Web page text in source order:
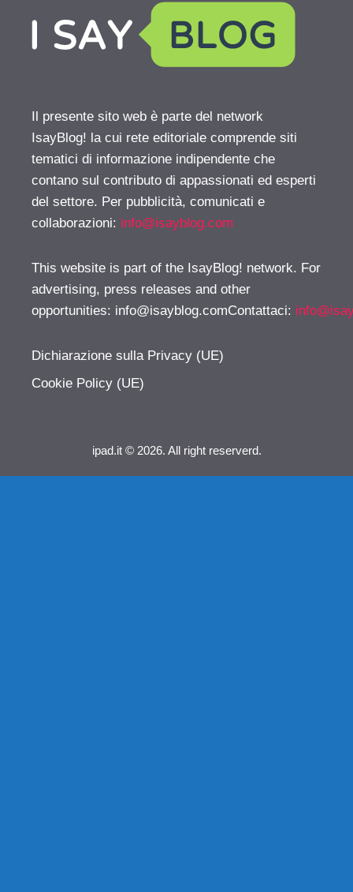
Il presente sito web è parte del network
IsayBlog! la cui rete editoriale comprende siti
tematici di informazione indipendente che
contano sul contributo di appassionati ed esperti
del settore. Per pubblicità, comunicati e
collaborazioni: info@isayblog.com
This website is part of the IsayBlog! network. For
advertising, press releases and other
opportunities: info@isayblog.comContattaci:
Dichiarazione sulla Privacy (UE)
Cookie Policy (UE)
ipad.it © 2026. All right reserverd.